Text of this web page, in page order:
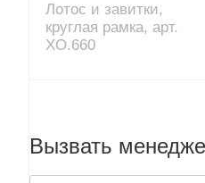
Лотос и завитки,
круглая рамка, арт.
XO.660
Вызвать